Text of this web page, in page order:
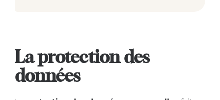
La protection des
données